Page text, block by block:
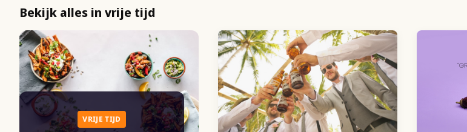
Bekijk alles in vrije tijd
VRIJE TIJD